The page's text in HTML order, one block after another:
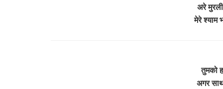
अरे
मेरे श्याम
तुमको
अगर